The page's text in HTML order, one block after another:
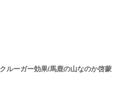
ルーガー効果/馬鹿の山なのか啓蒙